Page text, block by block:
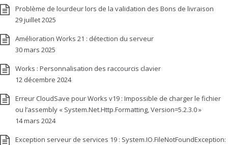
Problème de lourdeur lors de la validation des Bons de livraison
29 juillet 2025
Amélioration Works 21 : détection du serveur
30 mars 2025
Works : Personnalisation des raccourcis clavier
12 décembre 2024
Erreur CloudSave pour Works v19 : Impossible de charger le fichier
ou l’assembly « System.Net.Http.Formatting, Version=5.2.3.0 »
14 mars 2024
Exception serveur de services 19 : System.IO.FileNotFoundException: